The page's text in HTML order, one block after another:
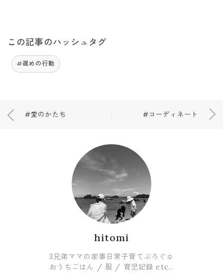
この記事のハッシュタグ
#遅めの行動
#愛のかたち #コーディネート
hitomi
3兄弟ママの家事日常子育てぶろぐ☺︎
おうちごはん / 服 / 育児記録 etc..